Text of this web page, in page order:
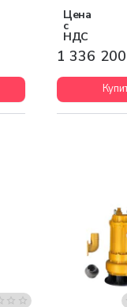
Цена
с
НДС
1 336